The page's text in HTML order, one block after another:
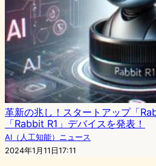
革新の兆し！スタートアップ「
「Rabbit R1」デバイスを発表！
AI（人工知能）ニュース
2024年1月11日17:11